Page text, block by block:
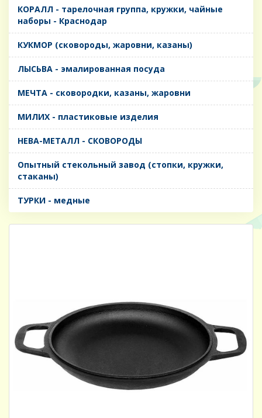
КОРАЛЛ - тарелочная группа, кружки, чайные
наборы - Краснодар
КУКМОР (сковороды, жаровни, казаны)
ЛЫСЬВА - эмалированная посуда
МЕЧТА - сковородки, казаны, жаровни
МИЛИХ - пластиковые изделия
НЕВА-МЕТАЛЛ - СКОВОРОДЫ
Опытный стекольный завод (стопки, кружки,
стаканы)
ТУРКИ - медные